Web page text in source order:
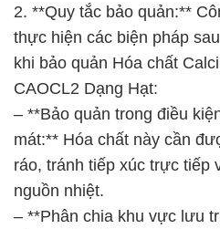
2. **Quy tắc bảo quản:**
thực hiện các biện pháp
khi bảo quản Hóa chất
CAOCL2 Dạng Hạt:
– **Bảo quản trong điều
mát:** Hóa chất này cần
ráo, tránh tiếp xúc trực tiếp
nguồn nhiệt.
– **Phân chia khu vực lưu